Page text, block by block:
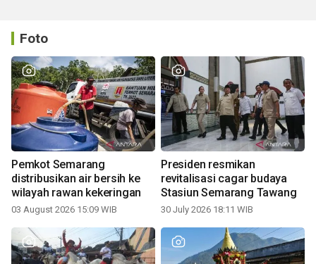
Foto
Pemkot Semarang
distribusikan air bersih ke
wilayah rawan kekeringan
03 August 2026 15:09 WIB
Presiden resmikan
revitalisasi cagar budaya
Stasiun Semarang Tawang
30 July 2026 18:11 WIB